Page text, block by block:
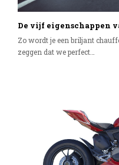
De vijf eigenschappen
Zo wordt je een briljant
zeggen dat we perfect…